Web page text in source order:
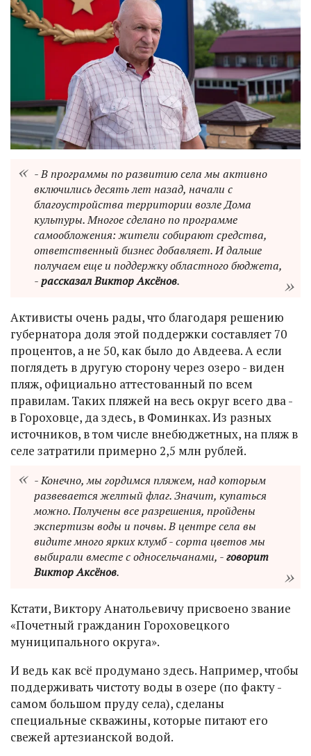
- В программы по развитию села мы активно
включились десять лет назад, начали с
благоустройства территории возле Дома
культуры. Многое сделано по программе
самообложения: жители собирают средства,
ответственный бизнес добавляет. И дальше
получаем еще и поддержку областного бюджета,
-рассказал Виктор Аксёнов.
Активисты очень рады, что благодаря решению
губернатора доля этой поддержки составляет 70
процентов, а не 50, как было до Авдеева. А если
поглядеть в другую сторону через озеро - виден
пляж, официально аттестованный по всем
правилам. Таких пляжей на весь округ всего два -
в Гороховце, да здесь, в Фоминках. Из разных
источников, в том числе внебюджетных, на пляж в
селе затратили примерно 2,5 млн рублей.
- Конечно, мы гордимся пляжем, над которым
развевается желтый флаг. Значит, купаться
можно. Получены все разрешения, пройдены
экспертизы воды и почвы. В центре села вы
видите много ярких клумб - сорта цветов мы
выбирали вместе с односельчанами, -говорит
Виктор Аксёнов.
Кстати, Виктору Анатольевичу присвоено звание
«Почетный гражданин Гороховецкого
муниципального округа».
И ведь как всё продумано здесь. Например, чтобы
поддерживать чистоту воды в озере (по факту -
самом большом пруду села), сделаны
специальные скважины, которые питают его
свежей артезианской водой.